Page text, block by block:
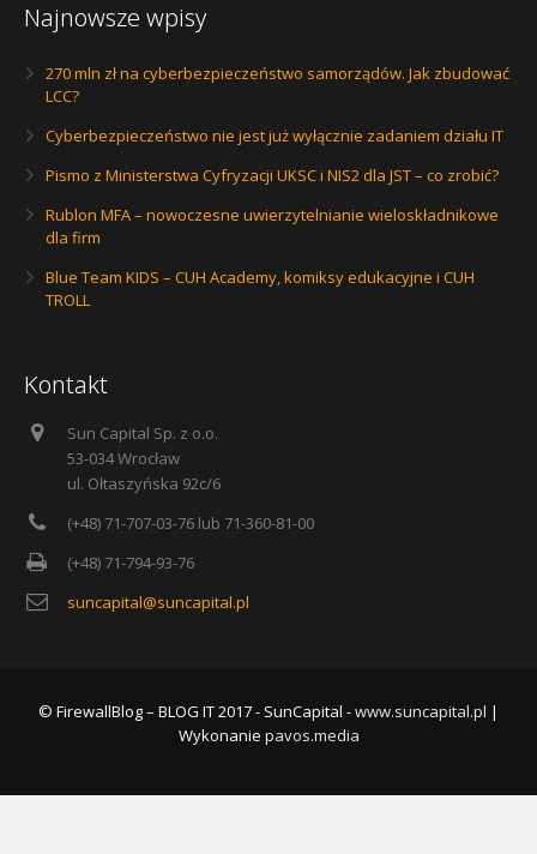
Najnowsze wpisy
270 mln zł na cyberbezpieczeństwo samorządów. Jak zbudować
LCC?
Cyberbezpieczeństwo nie jest już wyłącznie zadaniem działu IT
Pismo z Ministerstwa Cyfryzacji UKSC i NIS2 dla JST – co zrobić?
Rublon MFA – nowoczesne uwierzytelnianie wieloskładnikowe
dla firm
Blue Team KIDS – CUH Academy, komiksy edukacyjne i CUH
TROLL
Kontakt
Sun Capital Sp. z o.o.
53-034 Wrocław
ul. Ołtaszyńska 92c/6
(+48) 71-707-03-76 lub 71-360-81-00
(+48) 71-794-93-76
suncapital@suncapital.pl
© FirewallBlog – BLOG IT 2017 - SunCapital -www.suncapital.pl |
Wykonanie pavos.media